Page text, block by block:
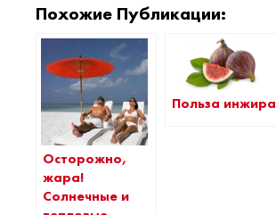
Похожие Публикации:
Осторожно,
жара!
Солнечные и
Польза инжира